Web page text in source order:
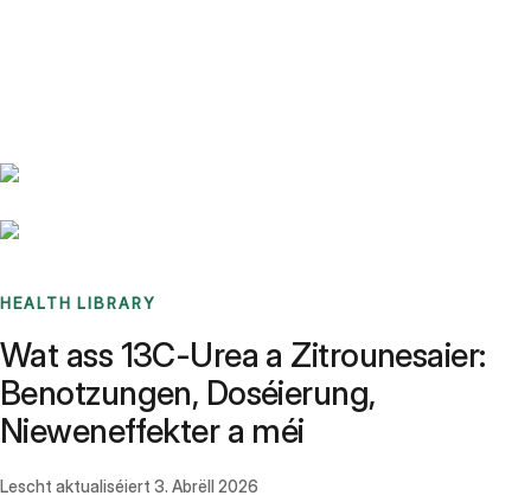
HEALTH LIBRARY
Wat ass 13C-Urea a Zitrounesaier:
Benotzungen, Doséierung,
Nieweneffekter a méi
Lescht aktualiséiert 3. Abrëll 2026